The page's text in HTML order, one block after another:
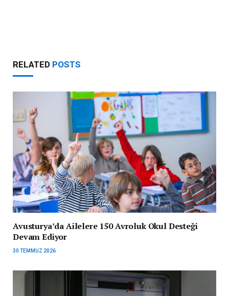
RELATED POSTS
Avusturya’da Ailelere 150 Avroluk Okul Desteği
Devam Ediyor
30 TEMMUZ 2026